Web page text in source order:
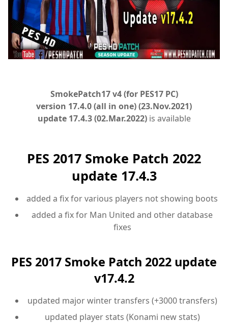
SmokePatch17 v4 (for PES17 PC)
version 17.4.0 (all in one) (23.Nov.2021)
update 17.4.3 (02.Mar.2022) is available
PES 2017 Smoke Patch 2022
update 17.4.3
added a fix for various players not showing boots
added a fix for Man United and other database
fixes
PES 2017 Smoke Patch 2022 update
v17.4.2
updated major winter transfers (+3000 transfers)
updated player stats (Konami new stats)